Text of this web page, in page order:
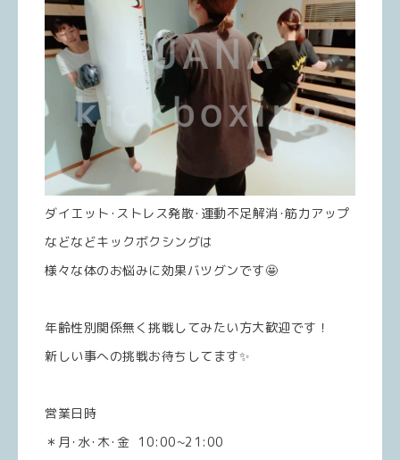
ダイエット･ストレス発散･運動不足解消･筋力アップ
などなどキックボクシングは
様々な体のお悩みに効果バツグンです🤩
年齢性別関係無く挑戦してみたい方大歓迎です！
新しい事への挑戦お待ちしてます✨
営業日時
＊月･水･木･金 10:00~21:00